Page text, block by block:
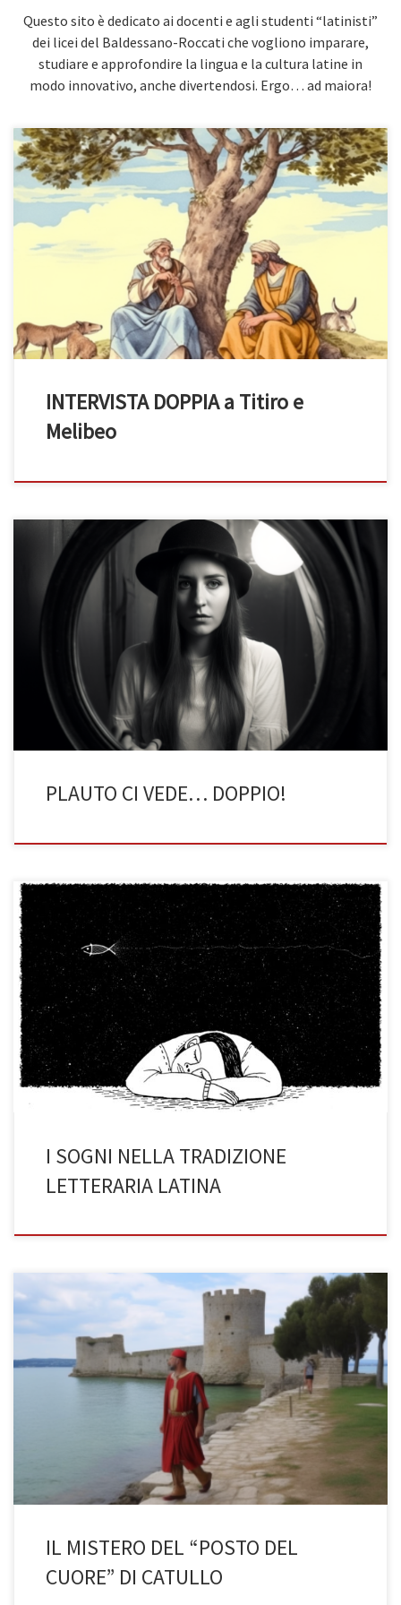
Questo sito è dedicato ai docenti e agli studenti “latinisti”
dei licei del Baldessano-Roccati che vogliono imparare,
studiare e approfondire la lingua e la cultura latine in
modo innovativo, anche divertendosi. Ergo… ad maiora!
(riferimento alla Bucolica I del poeta Publio Virgilio Marone) In
un’epica (quanto surreale e divertente) intervista condotta
dall’illustre storico Tito Livio, ci immergiamo nel mondo incantato
dei pastori Titiro e Melibeo, protagonisti della Prima Bucolica di
Virgilio. In epica (quam surrealis et iucunda) intervista acta a
clarissimo rerum scriptore Tito […]
INTERVISTA DOPPIA a Titiro e
Melibeo
Plauto e la nascita del “doppio” (di Denise Guerra, 3BST, a.s.
2022/23) Il linguaggio è il mezzo fondamentale che permette la
comunicazione a noi esseri umani ed è affascinante ,poiché
grazie ad esso noi riusciamo a raccontare e descrivere la realtà
circostante. Una volta che si acquisisce questa capacità non […]
PLAUTO CI VEDE… DOPPIO!
Esperienze oniriche raccontate dagli autori antichi (di Ruxanda
Maria Topea, 3BST a.s. 2022/23) La sveglia del mattino che
interrompe il sogno più bello: ti sarà capitato più di una volta nella
tua vita, non è così? Soprattutto quando in seguito rivivi un
momento o una scena che hai già sognato, […]
I SOGNI NELLA TRADIZIONE
LETTERARIA LATINA
L’AMORE DI CATULLO PER SIRMIONE (di Silvia Cometto, 3BST a.s.
2022/23) Voi non avete un luogo felice in cui andare? Una città o
una casa dove, non appena arrivati, vi sentite sereni e liberi da
tutte le preoccupazioni… potremmo definirlo quasi come un
locus cordis. E se vi dicessi che […]
IL MISTERO DEL “POSTO DEL
CUORE” DI CATULLO